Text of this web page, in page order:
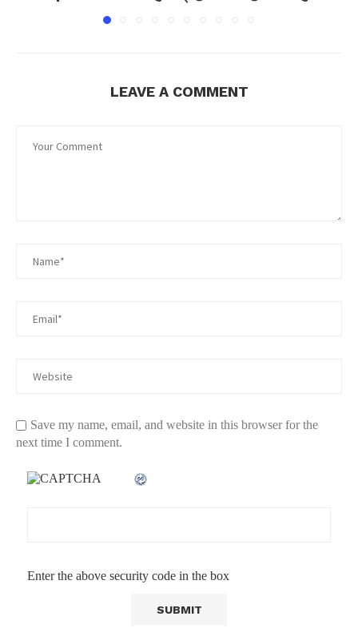
LEAVE A COMMENT
Save my name, email, and website in this browser for the
next time I comment.
Enter the above security code in the box